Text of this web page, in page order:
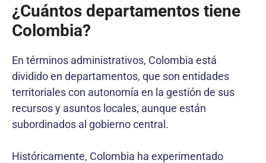
¿Cuántos departamentos tiene
Colombia?
En términos administrativos, Colombia está
dividido en departamentos, que son entidades
territoriales con autonomía en la gestión de sus
recursos y asuntos locales, aunque están
subordinados al gobierno central.
Históricamente, Colombia ha experimentado